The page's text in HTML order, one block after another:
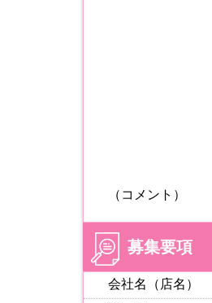
（コメント）
募集要項
会社名（店名）